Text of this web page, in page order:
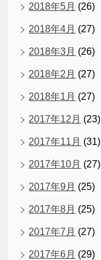
2018年5月 (26)
2018年4月 (27)
2018年3月 (26)
2018年2月 (27)
2018年1月 (27)
2017年12月 (23)
2017年11月 (31)
2017年10月 (27)
2017年9月 (25)
2017年8月 (25)
2017年7月 (27)
2017年6月 (29)